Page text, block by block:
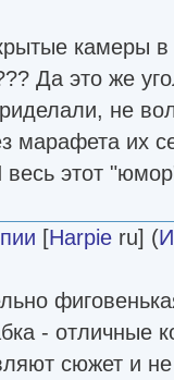
камеры в
Да это же
не
марафета их
этот
[Harpie ru] (
- отличные
сюжет и